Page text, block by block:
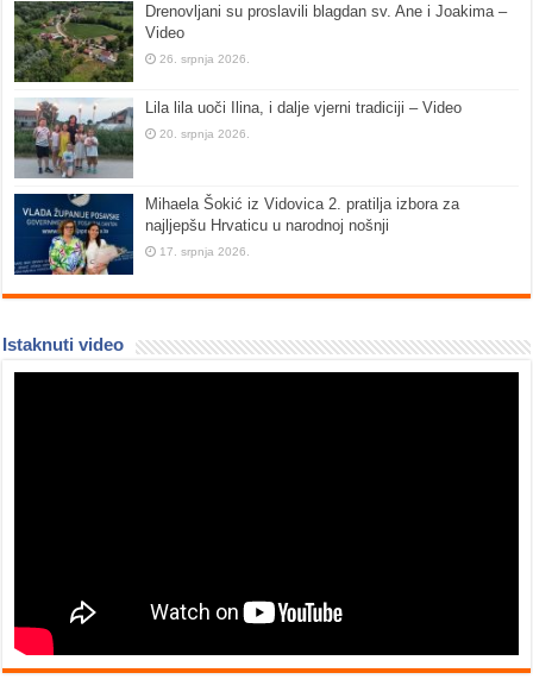
Drenovljani su proslavili blagdan sv. Ane i Joakima –
Video
26. srpnja 2026.
Lila lila uoči Ilina, i dalje vjerni tradiciji – Video
20. srpnja 2026.
Mihaela Šokić iz Vidovica 2. pratilja izbora za
najljepšu Hrvaticu u narodnoj nošnji
17. srpnja 2026.
Istaknuti video